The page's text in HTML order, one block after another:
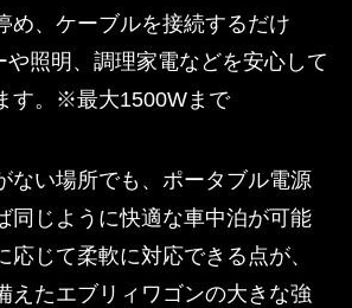
め、ケーブルを接続するだけ
や照明、調理家電などを安心して
す。※最大1500Wまで
ない場所でも、ポータブル電源
同じように快適な車中泊が可能
応じて柔軟に対応できる点が、
えたエブリィワゴンの大きな強